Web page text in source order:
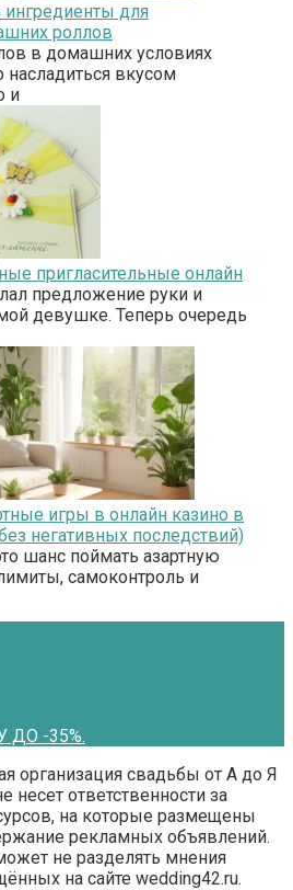
для
роллов
в домашних условиях
насладиться вкусом
и
пригласительные онлайн
предложение руки и
девушке. Теперь очередь
игры в онлайн казино в
негативных последствий)
шанс поймать азартную
самоконтроль и
-35%.
организация свадьбы от А до Я
несет ответственности за
на которые размещены
рекламных объявлений.
не разделять мнения
на сайте wedding42.ru.